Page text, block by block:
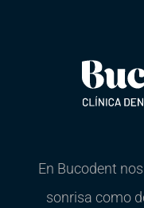
En Bucodent
sonrisa como